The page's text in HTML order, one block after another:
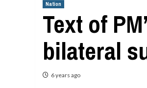
Nation
Text of
bilateral
6 years ago